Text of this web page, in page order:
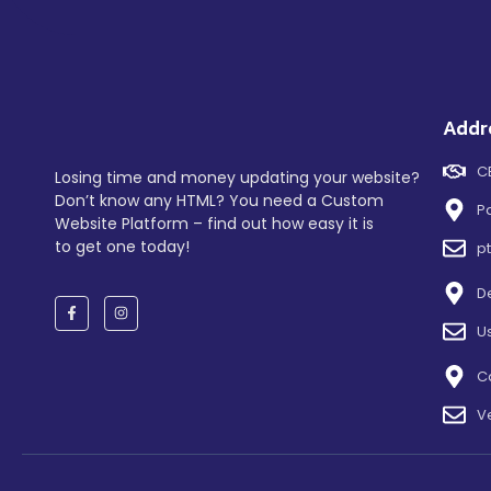
Losing time and money updating your website?
Don’t know any HTML? You need a Custom
Website Platform – find out how easy it is
to get one today!